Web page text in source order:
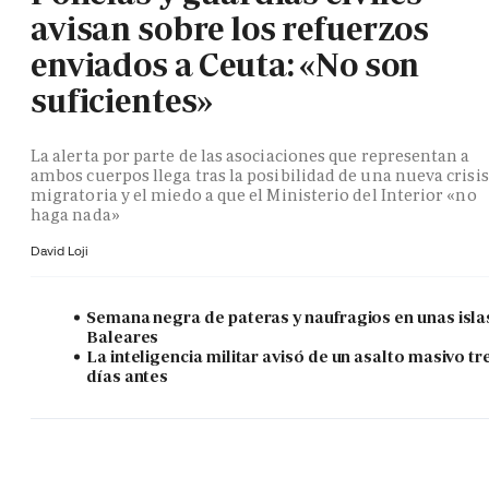
avisan sobre los refuerzos
enviados a Ceuta: «No son
suficientes»
La alerta por parte de las asociaciones que representan a
ambos cuerpos llega tras la posibilidad de una nueva crisis
migratoria y el miedo a que el Ministerio del Interior «no
haga nada»
David Loji
Semana negra de pateras y naufragios en unas
Baleares
La inteligencia militar avisó de un asalto masivo
días antes